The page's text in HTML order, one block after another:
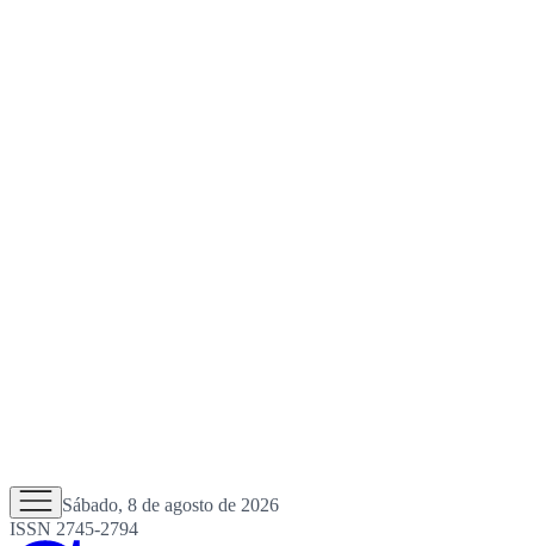
Sábado, 8 de agosto de 2026
ISSN 2745-2794